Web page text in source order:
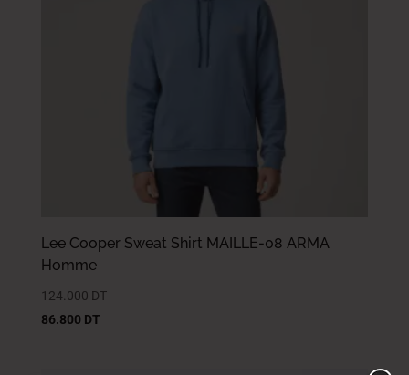
Lee Cooper Sweat Shirt MAILLE-08 ARMA
Homme
124.000 DT
86.800 DT